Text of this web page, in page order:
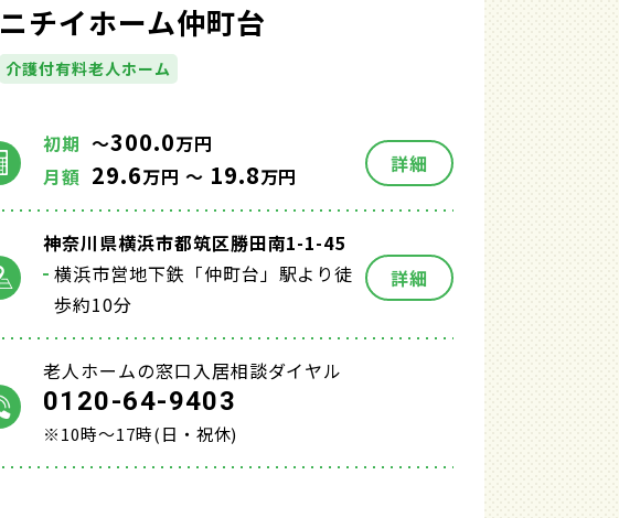
ニチイホーム仲町台
介護付有料老人ホーム
初期 ～300.0万円
月額 29.6万円 ～ 19.8万円 詳細
神奈川県横浜市都筑区勝田南1-1-45
横浜市営地下鉄「仲町台」駅より徒
歩約10分
詳細
老人ホームの窓口入居相談ダイヤル
0120-64-9403
※10時～17時(日・祝休)